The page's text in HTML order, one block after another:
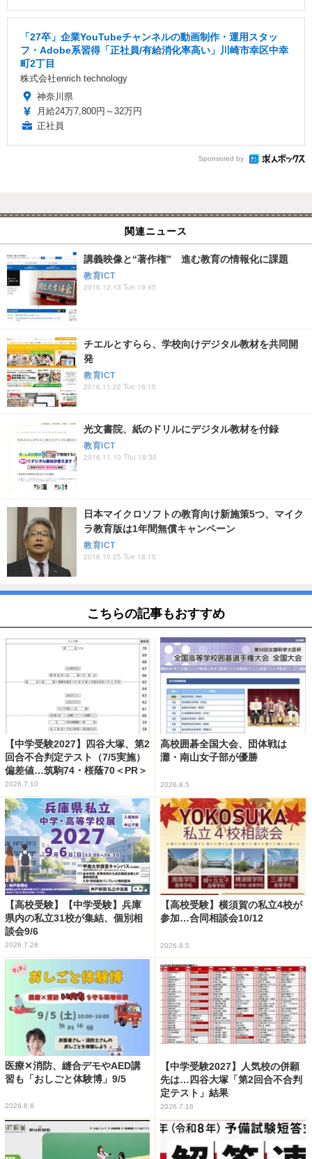
「27卒」企業YouTubeチャンネルの動画制作・運用スタッ
フ・Adobe系習得「正社員/有給消化率高い」川崎市幸区中幸
町2丁目
株式会社enrich technology
神奈川県
月給24万7,800円～32万円
正社員
Sponsored by
関連ニュース
講義映像と“著作権” 進む教育の情報化に課題
教育ICT
2016.12.13 Tue 19:45
チエルとすらら、学校向けデジタル教材を共同開
発
教育ICT
2016.11.22 Tue 16:15
光文書院、紙のドリルにデジタル教材を付録
教育ICT
2016.11.10 Thu 19:30
日本マイクロソフトの教育向け新施策5つ、マイク
ラ教育版は1年間無償キャンペーン
教育ICT
2016.10.25 Tue 18:15
こちらの記事もおすすめ
【中学受験2027】四谷大塚、第2
回合不合判定テスト（7/5実施）
偏差値…筑駒74・桜蔭70＜PR＞
2026.7.10
高校囲碁全国大会、団体戦は
灘・南山女子部が優勝
2026.8.5
【高校受験】【中学受験】兵庫
県内の私立31校が集結、個別相
談会9/6
2026.7.28
【高校受験】横須賀の私立4校が
参加…合同相談会10/12
2026.8.5
医療✕消防、縫合デモやAED講
習も「おしごと体験博」9/5
2026.8.6
【中学受験2027】人気校の併願
先は…四谷大塚「第2回合不合判
定テスト」結果
2026.7.16